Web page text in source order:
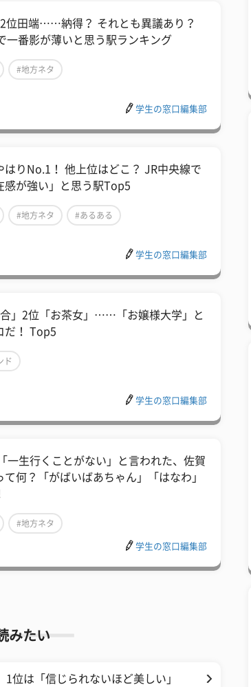
位田端……納得？ それとも異議あり？
一番影が薄いと思う駅ランキング
#地方ネタ
学生の窓口編集部
はりNo.1！ 他上位はどこ？ JR中央線で
感が強い」と思う駅Top5
#地方ネタ #あるある
学生の窓口編集部
」2位「お茶女」……「お嬢様大学」と
だ！ Top5
ド
学生の窓口編集部
一生行くことがない」と言われた、佐賀
て何？「がばいばあちゃん」「はなわ」
#地方ネタ
学生の窓口編集部
みたい
位は「信じられないほど美しい」